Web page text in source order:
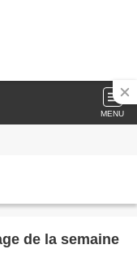
MENU
de la semaine